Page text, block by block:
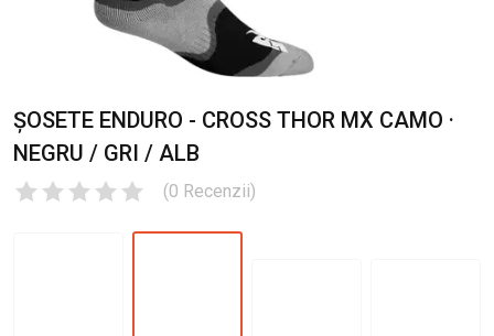
ȘOSETE ENDURO - CROSS THOR MX CAMO ·
NEGRU / GRI / ALB
(0 Recenzii)